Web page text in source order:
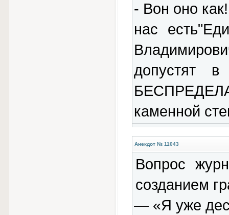
- Вон оно
нас
допустят
каменной
Анекдот № 11043
Вопрос
созданием
— «Я уже